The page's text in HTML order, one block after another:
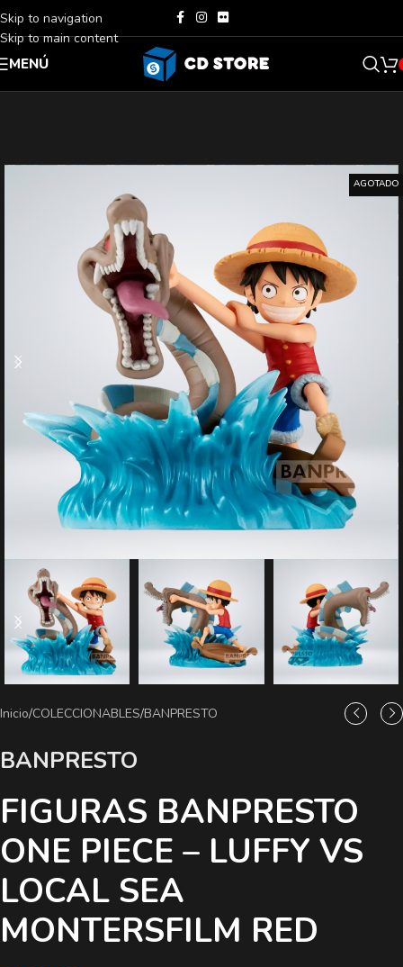
Skip to navigation
Skip to main content
MENÚ
AGOTADO
Inicio/COLECCIONABLES/BANPRESTO
BANPRESTO
FIGURAS BANPRESTO
ONE PIECE – LUFFY VS
LOCAL SEA
MONTERSFILM RED